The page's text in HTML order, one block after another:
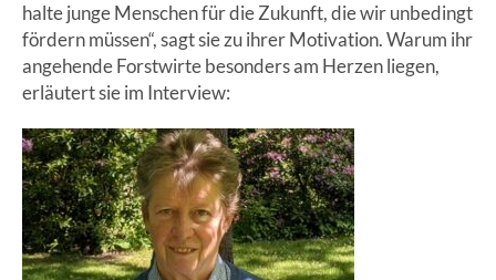
halte junge Menschen für die Zukunft, die wir unbedingt
fördern müssen“, sagt sie zu ihrer Motivation. Warum ihr
angehende Forstwirte besonders am Herzen liegen,
erläutert sie im Interview: